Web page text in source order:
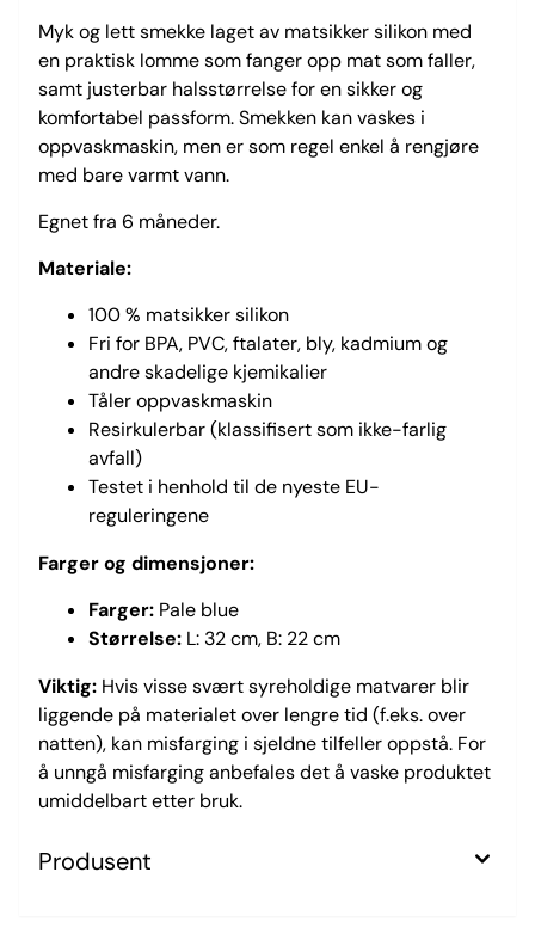
Myk og lett smekke laget av matsikker silikon med
en praktisk lomme som fanger opp mat som faller,
samt justerbar halsstørrelse for en sikker og
komfortabel passform. Smekken kan vaskes i
oppvaskmaskin, men er som regel enkel å rengjøre
med bare varmt vann.
Egnet fra 6 måneder.
Materiale:
100 % matsikker silikon
Fri for BPA, PVC, ftalater, bly, kadmium og
andre skadelige kjemikalier
Tåler oppvaskmaskin
Resirkulerbar (klassifisert som ikke-farlig
avfall)
Testet i henhold til de nyeste EU-
reguleringene
Farger og dimensjoner:
Farger: Pale blue
Størrelse: L: 32 cm, B: 22 cm
Viktig: Hvis visse svært syreholdige matvarer blir
liggende på materialet over lengre tid (f.eks. over
natten), kan misfarging i sjeldne tilfeller oppstå. For
å unngå misfarging anbefales det å vaske produktet
umiddelbart etter bruk.
Produsent